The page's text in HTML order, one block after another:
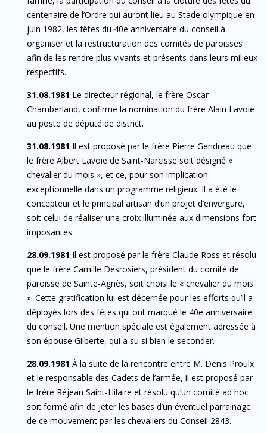
centenaire de l’Ordre qui auront lieu au Stade olympique en
juin 1982, les fêtes du 40e anniversaire du conseil à
organiser et la restructuration des comités de paroisses
afin de les rendre plus vivants et présents dans leurs milieux
respectifs.
31.08.1981 Le directeur régional, le frère Oscar
Chamberland, confirme la nomination du frère Alain Lavoie
au poste de député de district.
31.08.1981 Il est proposé par le frère Pierre Gendreau que
le frère Albert Lavoie de Saint-Narcisse soit désigné «
chevalier du mois », et ce, pour son implication
exceptionnelle dans un programme religieux. Il a été le
concepteur et le principal artisan d’un projet d’envergure,
soit celui de réaliser une croix illuminée aux dimensions fort
imposantes.
28.09.1981 Il est proposé par le frère Claude Ross et résolu
que le frère Camille Desrosiers, président du comité de
paroisse de Sainte-Agnès, soit choisi le « chevalier du mois
». Cette gratification lui est décernée pour les efforts qu’il a
déployés lors des fêtes qui ont marqué le 40e anniversaire
du conseil. Une mention spéciale est également adressée à
son épouse Gilberte, qui a su si bien le seconder.
28.09.1981 À la suite de la rencontre entre M. Denis Proulx
et le responsable des Cadets de l’armée, il est proposé par
le frère Réjean Saint-Hilaire et résolu qu’un comité ad hoc
soit formé afin de jeter les bases d’un éventuel parrainage
de ce mouvement par les chevaliers du Conseil 2843.